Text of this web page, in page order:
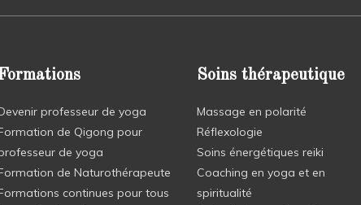
professeur de yoga
de Qigong pour
de yoga
de Naturothérapeute
continues pour tous
Soins thérapeutique
Massage en polarité
Réflexologie
Soins énergétiques reiki
Coaching en yoga et en
spiritualité